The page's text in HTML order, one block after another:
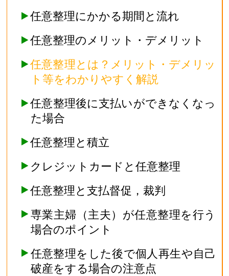
任意整理にかかる期間と流れ
任意整理のメリット・デメリット
任意整理とは？メリット・デメリッ
ト等をわかりやすく解説
任意整理後に支払いができなくなっ
た場合
任意整理と積立
クレジットカードと任意整理
任意整理と支払督促，裁判
専業主婦（主夫）が任意整理を行う
場合のポイント
任意整理をした後で個人再生や自己
破産をする場合の注意点